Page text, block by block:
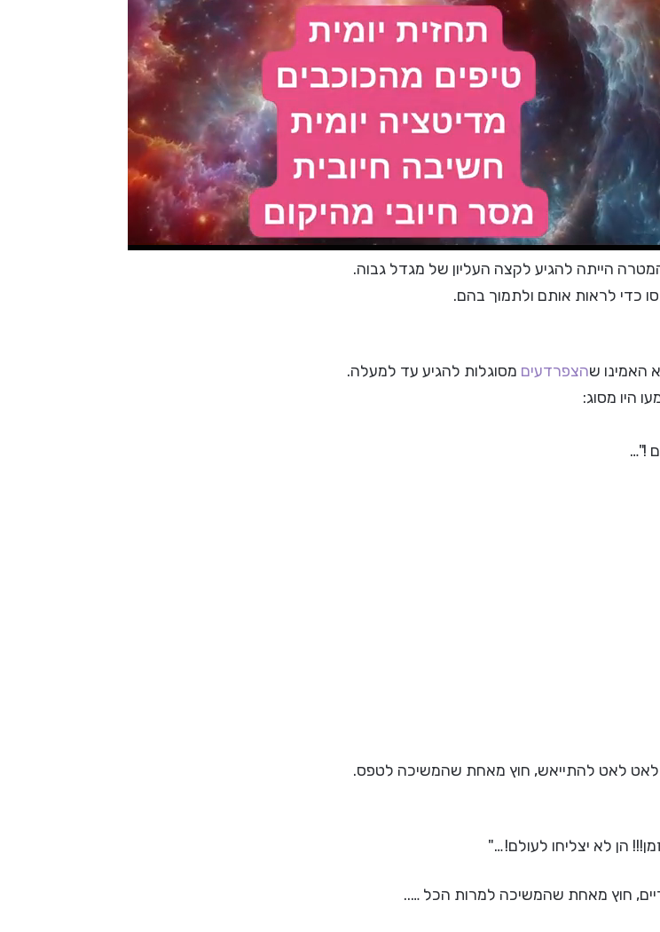
הייתה להגיע לקצה העליון של מגדל גבוה.
כדי לראות אותם ולתמוך בהם.
האמינו שהצפרדעים מסוגלות להגיע עד למעלה.
היו מסוג:
!"…
לאט לאט להתייאש, חוץ מאחת שהמשיכה לטפס.
הן לא יצליחו לעולם! …"
חוץ מאחת שהמשיכה למרות הכל …..